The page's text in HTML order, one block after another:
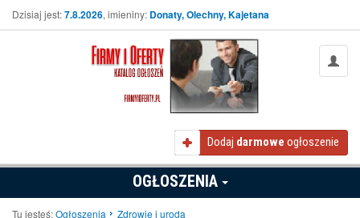
Dzisiaj jest:7.8.2026, imieniny: Donaty, Olechny, Kajetana
Dodaj darmowe ogłoszenie
OGŁOSZENIA
Tu jesteś:Ogłoszenia Zdrowie i uroda